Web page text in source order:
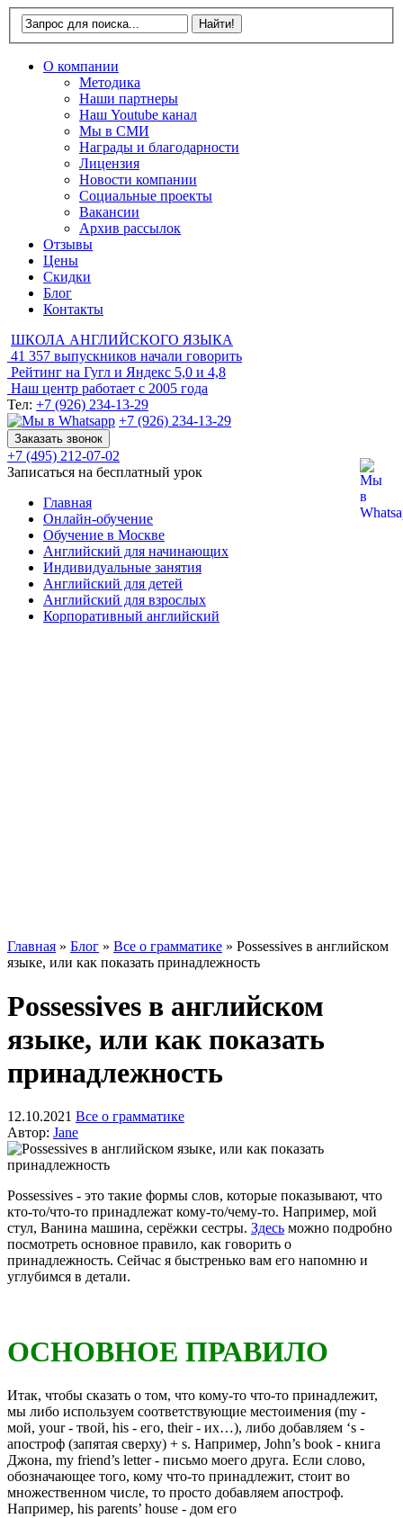
О компании
Методика
Наши партнеры
Наш Youtube канал
Мы в СМИ
Награды и благодарности
Лицензия
Новости компании
Социальные проекты
Вакансии
Архив рассылок
Отзывы
Цены
Скидки
Блог
Контакты
ШКОЛА АНГЛИЙСКОГО ЯЗЫКА
41 357 выпускников начали говорить
Рейтинг на Гугл и Яндекс 5,0 и 4,8
Наш центр работает с 2005 года
Тел: +7 (926) 234-13-29
+7 (926) 234-13-29
Заказать звонок
+7 (495) 212-07-02
Записаться на бесплатный урок
Главная
Онлайн-обучение
Обучение в Москве
Английский для начинающих
Индивидуальные занятия
Английский для детей
Английский для взрослых
Корпоративный английский
Главная » Блог » Все о грамматике » Possessives в английском
языке, или как показать принадлежность
Possessives в английском
языке, или как показать
принадлежность
12.10.2021 Все о грамматике
Автор: Jane
Possessives - это такие формы слов, которые показывают, что
кто-то/что-то принадлежат кому-то/чему-то. Например, мой
стул, Ванина машина, серёжки сестры. Здесь можно подробно
посмотреть основное правило, как говорить о
принадлежность. Сейчас я быстренько вам его напомню и
углубимся в детали.
ОСНОВНОЕ ПРАВИЛО
Итак, чтобы сказать о том, что кому-то что-то принадлежит,
мы либо используем соответствующие местоимения (my -
мой, your - твой, his - его, their - их…), либо добавляем ‘s -
апостроф (запятая сверху) + s. Например, John’s book - книга
Джона, my friend’s letter - письмо моего друга. Если слово,
обозначающее того, кому что-то принадлежит, стоит во
множественном числе, то просто добавляем апостроф.
Например, his parents’ house - дом его